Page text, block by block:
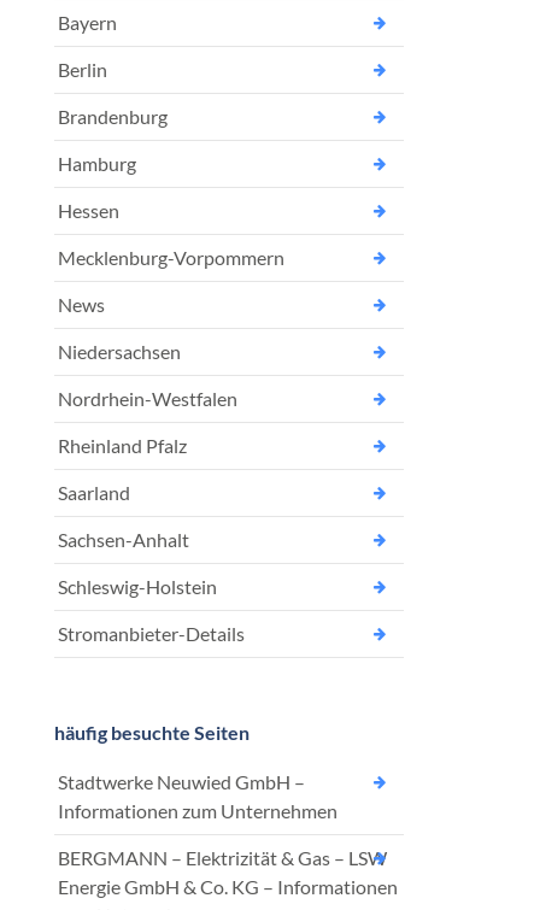
Bayern
Berlin
Brandenburg
Hamburg
Hessen
Mecklenburg-Vorpommern
News
Niedersachsen
Nordrhein-Westfalen
Rheinland Pfalz
Saarland
Sachsen-Anhalt
Schleswig-Holstein
Stromanbieter-Details
häufig besuchte Seiten
Stadtwerke Neuwied GmbH –
Informationen zum Unternehmen
BERGMANN – Elektrizität & Gas – LSW
Energie GmbH & Co. KG – Informationen